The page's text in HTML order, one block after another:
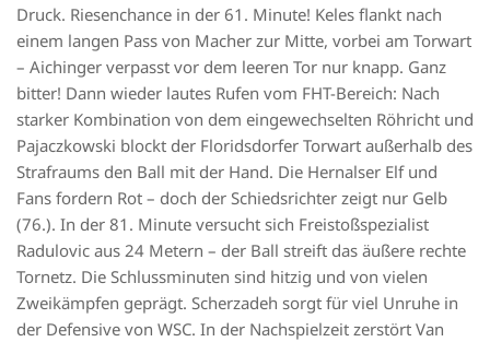
Druck. Riesenchance in der 61. Minute! Keles flankt nach
einem langen Pass von Macher zur Mitte, vorbei am Torwart
– Aichinger verpasst vor dem leeren Tor nur knapp. Ganz
bitter! Dann wieder lautes Rufen vom FHT-Bereich: Nach
starker Kombination von dem eingewechselten Röhricht und
Pajaczkowski blockt der Floridsdorfer Torwart außerhalb des
Strafraums den Ball mit der Hand. Die Hernalser Elf und
Fans fordern Rot – doch der Schiedsrichter zeigt nur Gelb
(76.). In der 81. Minute versucht sich Freistoßspezialist
Radulovic aus 24 Metern – der Ball streift das äußere rechte
Tornetz. Die Schlussminuten sind hitzig und von vielen
Zweikämpfen geprägt. Scherzadeh sorgt für viel Unruhe in
der Defensive von WSC. In der Nachspielzeit zerstört Van